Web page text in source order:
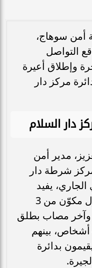
أمن سوهاج،
التواصل
وإطلاق أعيرة
مركز دار
دار السلام
مدير أمن
شرطة دار
الجاري الجاري، يفيد
بحدوث مشاجرة بين طرف أول مكوّن من 3
مصاب بطلق
ناري، وطرف ثانٍ مكوّن من 4 أشخاص، بينهم
بدائرة